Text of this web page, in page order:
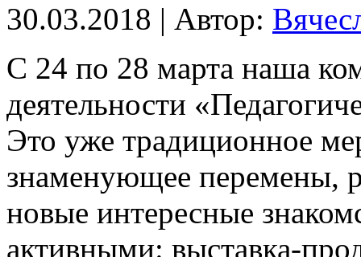
30.03.2018 | Автор:
С 24 по 28 марта наша
деятельности
Это уже традиционное
знаменующее перемены,
новые интересные
активными: выставка-